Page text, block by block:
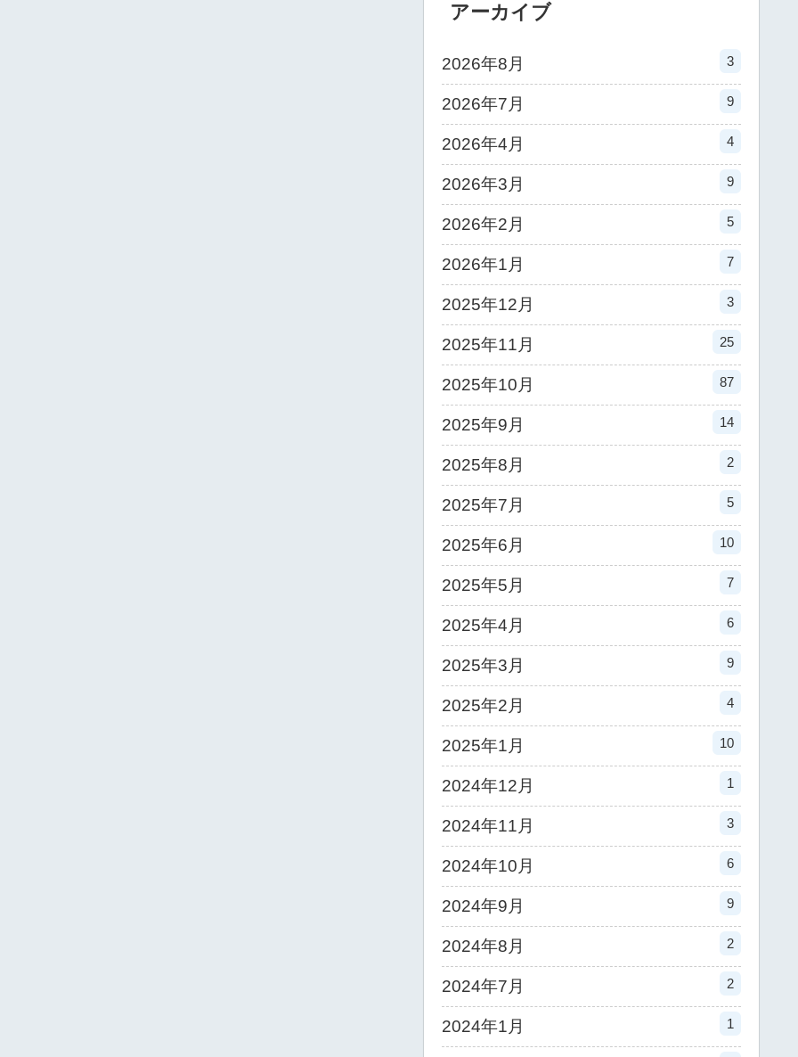
アーカイブ
2026年8月 3
2026年7月 9
2026年4月 4
2026年3月 9
2026年2月 5
2026年1月 7
2025年12月 3
2025年11月 25
2025年10月 87
2025年9月 14
2025年8月 2
2025年7月 5
2025年6月 10
2025年5月 7
2025年4月 6
2025年3月 9
2025年2月 4
2025年1月 10
2024年12月 1
2024年11月 3
2024年10月 6
2024年9月 9
2024年8月 2
2024年7月 2
2024年1月 1